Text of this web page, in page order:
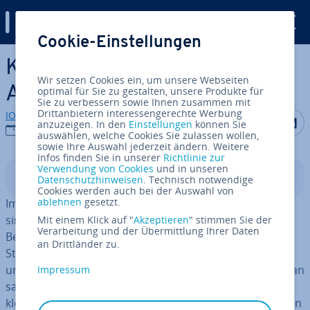
Zum Haupt­in­halt springen
Kon­flikt­ma­nage­ment –
Ausweg aus der Krise
IONOS Redaktion
02.07.2019
Auf Auf
In­halts­ver­zeich­nis
Im Ar­beits­le­ben kommt es mitunter zu Kon­flik­ten. Sie
sind nicht wün­schens­wert, aber oft nicht zu vermeiden.
Be­ruf­li­che Heer­aus­for­de­run­gen führen nicht selten zu
Stress – und wenn die Nerven blank liegen und man
unter Druck steht, vergreift man sich schnell im Ton. Man
sagt Dinge, die man so gar nicht meint, und ei­gent­lich
kleine Strei­te­rei­en wachsen zu großen Krisen an. Für den
Cookie-Einstellungen
Wir setzen Cookies ein, um unsere Webseiten
optimal für Sie zu gestalten, unsere Produkte für
Sie zu verbessern sowie Ihnen zusammen mit
Drittanbietern interessengerechte Werbung
anzuzeigen. In den Einstellungen können Sie
auswählen, welche Cookies Sie zulassen wollen,
sowie Ihre Auswahl jederzeit ändern. Weitere
Infos finden Sie in unserer Richtlinie zur
Verwendung von Cookies und in unseren
Datenschutzhinweisen. Technisch notwendige
Cookies werden auch bei der Auswahl von
ablehnen gesetzt.
Mit einem Klick auf "Akzeptieren" stimmen Sie der
Verarbeitung und der Übermittlung Ihrer Daten
an Drittländer zu.
Impressum